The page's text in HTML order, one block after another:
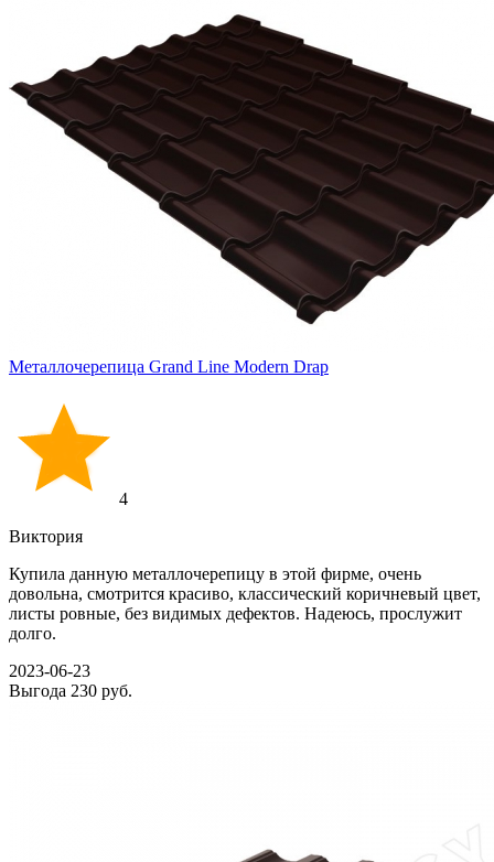
Металлочерепица Grand Line Modern Drap
4
Виктория
Купила данную металлочерепицу в этой фирме, очень
довольна, смотрится красиво, классический коричневый цвет,
листы ровные, без видимых дефектов. Надеюсь, прослужит
долго.
2023-06-23
Выгода 230 руб.